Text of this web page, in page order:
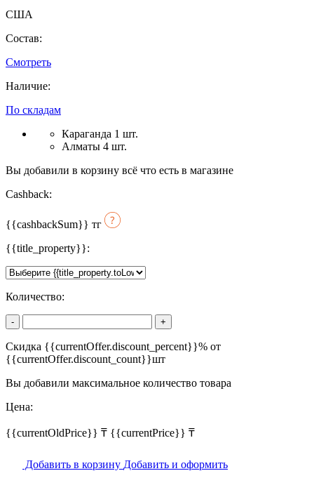
США
Состав:
Смотреть
Наличие:
По складам
Караганда 1 шт.
Алматы 4 шт.
Вы добавили в корзину всё что есть в магазине
Cashback:
{{cashbackSum}} тг
{{title_property}}:
Количество:
- +
Скидка {{currentOffer.discount_percent}}% от
{{currentOffer.discount_count}}шт
Вы добавили максимальное количество товара
Цена:
{{currentOldPrice}} ₸ {{currentPrice}} ₸
Добавить в корзину Добавить и оформить